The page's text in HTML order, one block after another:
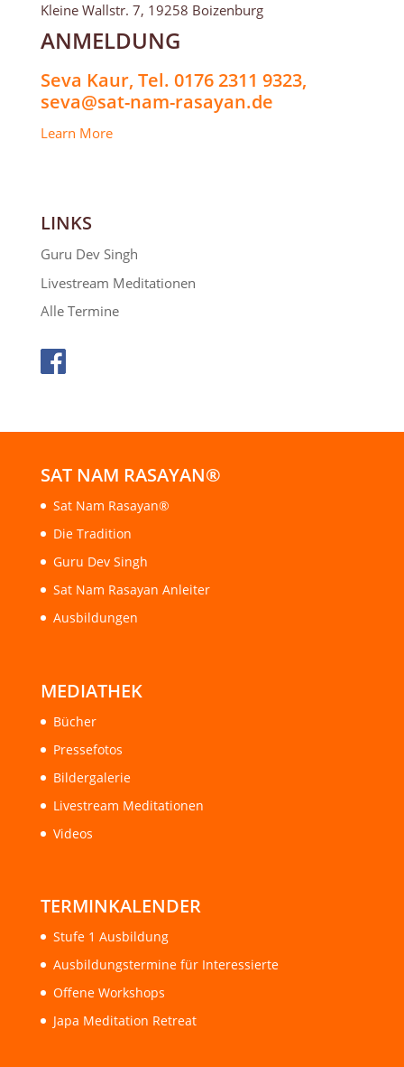
Kleine Wallstr. 7, 19258 Boizenburg
ANMELDUNG
Seva Kaur, Tel. 0176 2311 9323,
seva@sat-nam-rasayan.de
Learn More
LINKS
Guru Dev Singh
Livestream Meditationen
Alle Termine
SAT NAM RASAYAN®
Sat Nam Rasayan®
Die Tradition
Guru Dev Singh
Sat Nam Rasayan Anleiter
Ausbildungen
MEDIATHEK
Bücher
Pressefotos
Bildergalerie
Livestream Meditationen
Videos
TERMINKALENDER
Stufe 1 Ausbildung
Ausbildungstermine für Interessierte
Offene Workshops
Japa Meditation Retreat